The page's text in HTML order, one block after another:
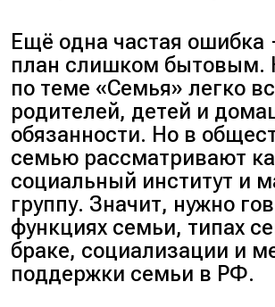
Ещё одна частая ошибка
план слишком бытовым.
по теме «Семья» легко
родителей, детей и
обязанности. Но в
семью рассматривают
социальный институт и
группу. Значит, нужно
функциях семьи, типах
браке, социализации и
поддержки семьи в РФ.